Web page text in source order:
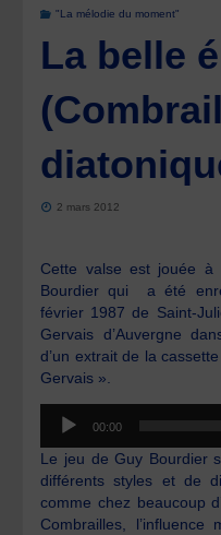
"La mélodie du moment"
La belle
2 mars 2012
Cette valse est jouée à
Bourdier qui a été
février 1987 de Saint-
Gervais d’Auvergne
d’un extrait de la
Gervais ».
Lecteur
audio
00:00
Le jeu de Guy Bourdier
différents styles et de
comme chez beaucoup
Combrailles,